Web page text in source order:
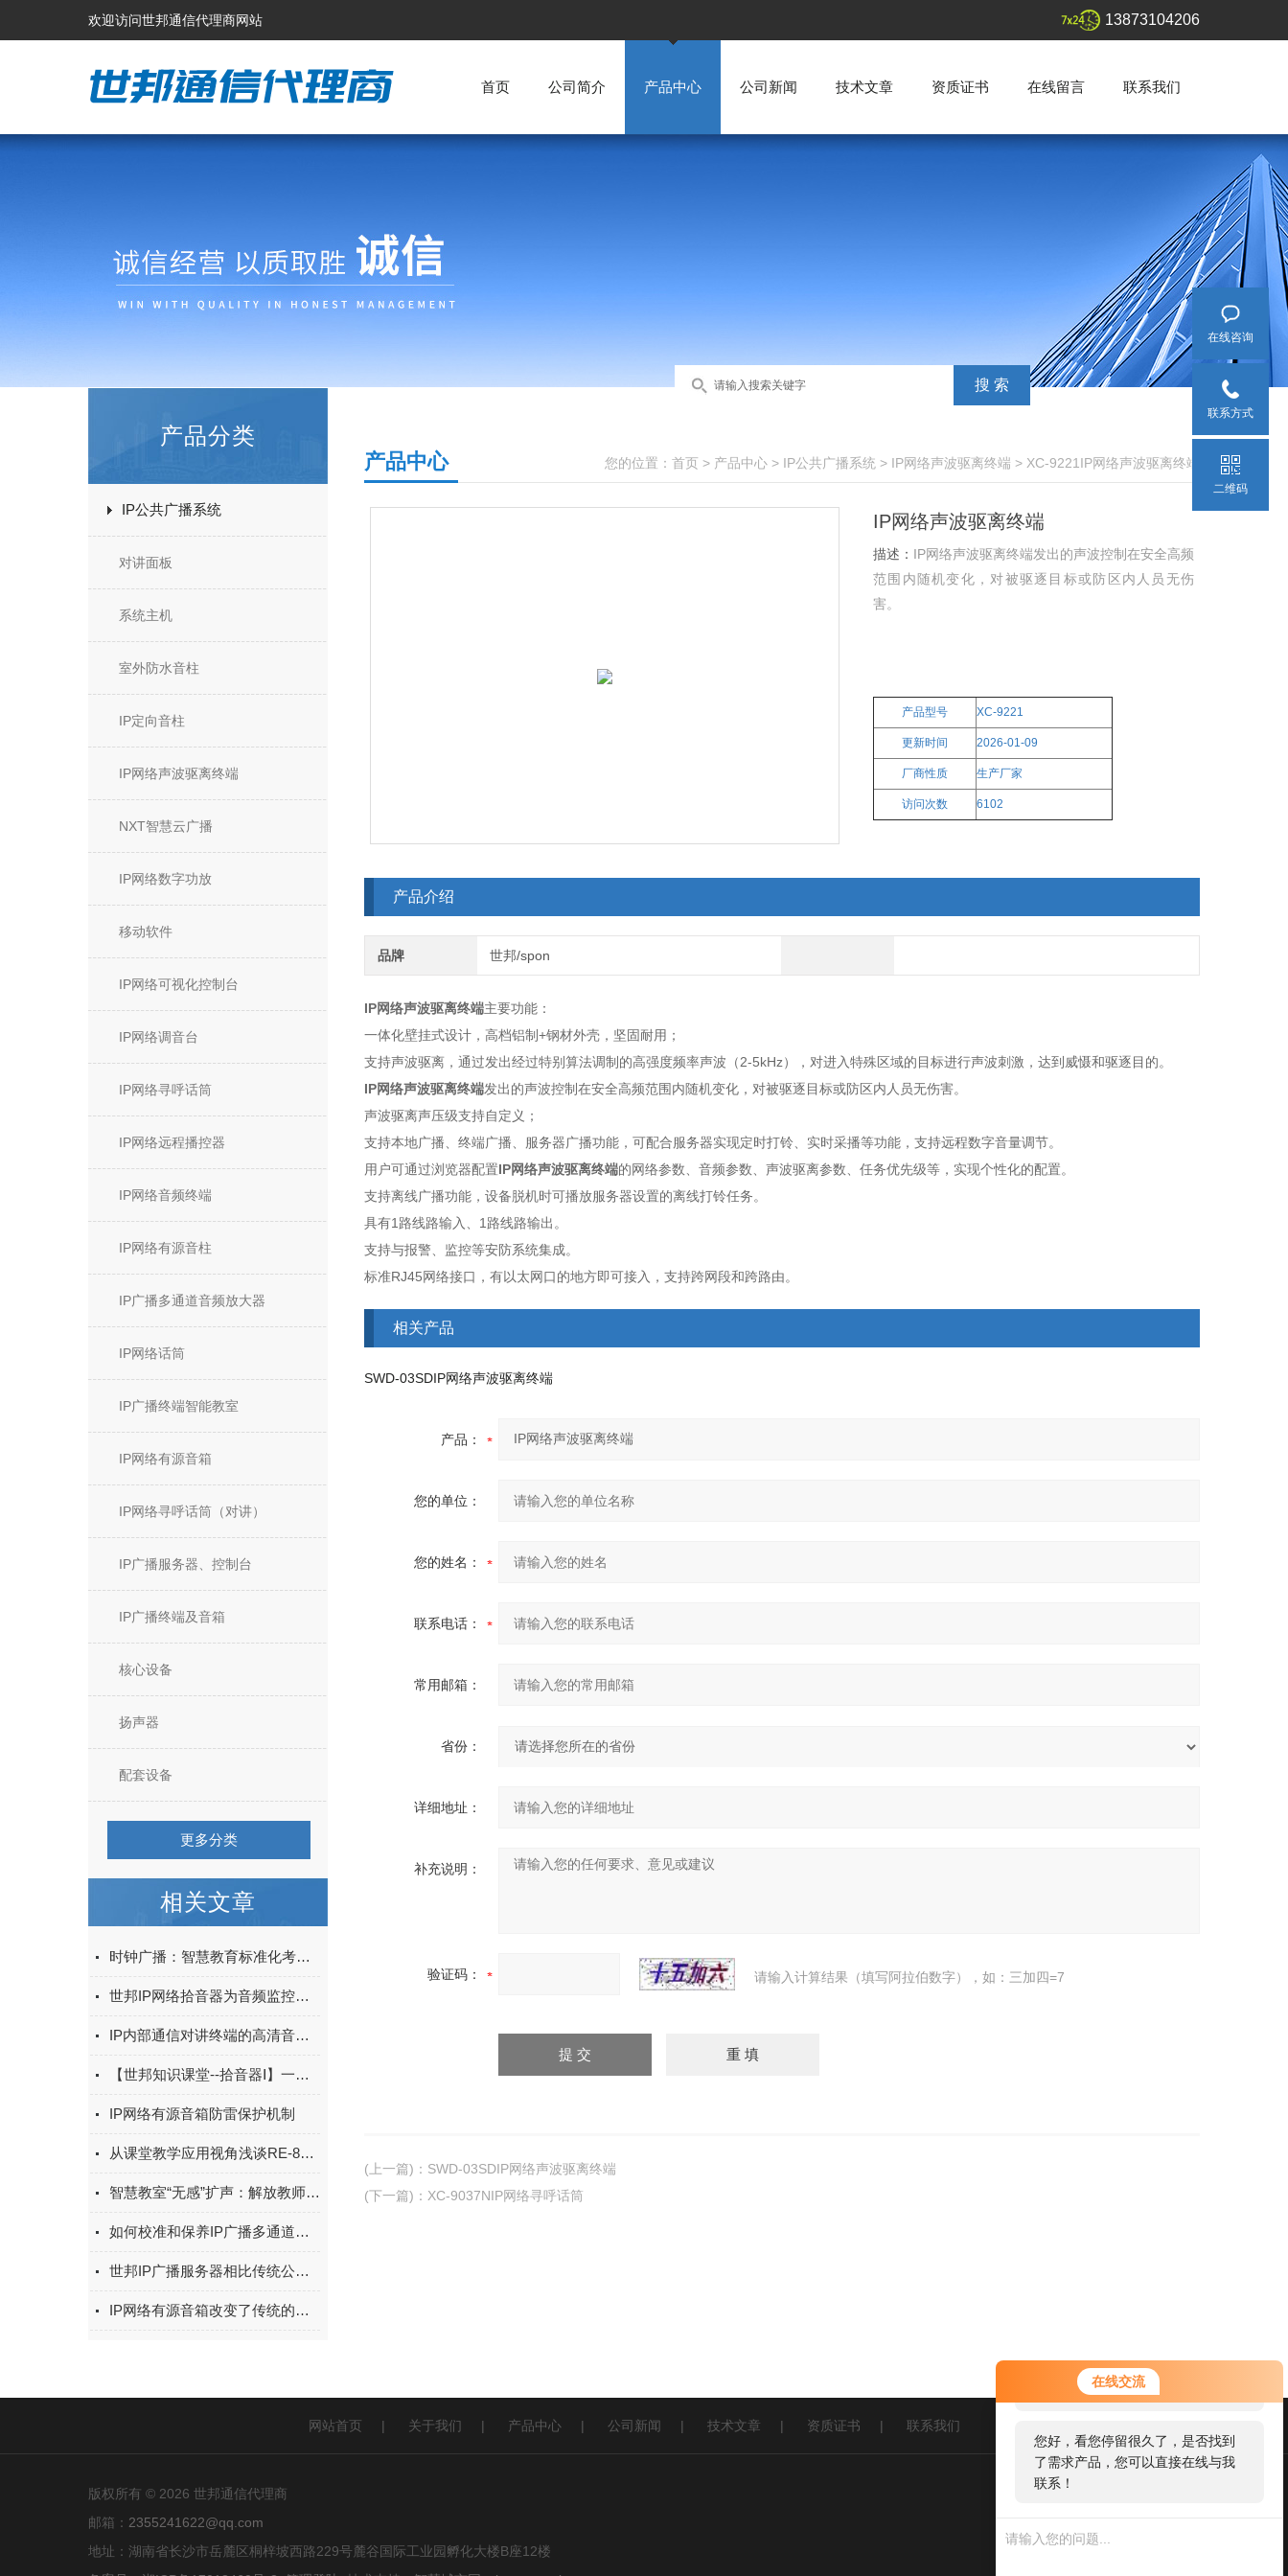
在线交流
您好！欢迎前来咨询，很高兴为您
服务，请问您要咨询什么问题呢？
您好，看您停留很久了，是否找到
了需求产品，您可以直接在线与我
联系！
欢迎访问世邦通信代理商网站 13873104206
首页 公司简介 产品中心 公司新闻 技术文章 资质证书 在线留言 联系我们
产品分类
IP公共广播系统
对讲面板
系统主机
室外防水音柱
IP定向音柱
IP网络声波驱离终端
NXT智慧云广播
IP网络数字功放
移动软件
IP网络可视化控制台
IP网络调音台
IP网络寻呼话筒
IP网络远程播控器
IP网络音频终端
IP网络有源音柱
IP广播多通道音频放大器
IP网络话筒
IP广播终端智能教室
IP网络有源音箱
IP网络寻呼话筒（对讲）
IP广播服务器、控制台
IP广播终端及音箱
核心设备
扬声器
配套设备
更多分类
相关文章
时钟广播：智慧教育标准化考场公平与效率的基石
世邦IP网络拾音器为音频监控提供了可靠的解决方案
IP内部通信对讲终端的高清音质与稳定连接性能分析
【世邦知识课堂--拾音器Ⅰ】一篇文章带你了解银行拾音器怎么用？
IP网络有源音箱防雷保护机制
从课堂教学应用视角浅谈RE-86BB电子白板
智慧教室“无感”扩声：解放教师，清晰课堂
如何校准和保养IP广播多通道音频放大器
世邦IP广播服务器相比传统公共广播有着天然的优势
IP网络有源音箱改变了传统的音频传输方式
您的位置： 首页 > 产品中心 > IP公共广播系统 > IP网络声波驱离终端 > XC-9221IP网络声波驱离终端
产品中心
IP网络声波驱离终端
描述： IP网络声波驱离终端发出的声波控制在安全高频
范围内随机变化，对被驱逐目标或防区内人员无伤
害。
产品型号 XC-9221
更新时间 2026-01-09
厂商性质 生产厂家
访问次数 6102
产品介绍
品牌 世邦/spon
IP网络声波驱离终端主要功能：
一体化壁挂式设计，高档铝制+钢材外壳，坚固耐用；
支持声波驱离，通过发出经过特别算法调制的高强度频率声波（2-5kHz），对进入特殊区域的目标进行声波刺激，达到威慑和驱逐目的。
IP网络声波驱离终端发出的声波控制在安全高频范围内随机变化，对被驱逐目标或防区内人员无伤害。
声波驱离声压级支持自定义；
支持本地广播、终端广播、服务器广播功能，可配合服务器实现定时打铃、实时采播等功能，支持远程数字音量调节。
用户可通过浏览器配置IP网络声波驱离终端的网络参数、音频参数、声波驱离参数、任务优先级等，实现个性化的配置。
支持离线广播功能，设备脱机时可播放服务器设置的离线打铃任务。
具有1路线路输入、1路线路输出。
支持与报警、监控等安防系统集成。
标准RJ45网络接口，有以太网口的地方即可接入，支持跨网段和跨路由。
相关产品
SWD-03SDIP网络声波驱离终端
产品：
您的单位：
您的姓名：
联系电话：
常用邮箱：
省份：
详细地址：
补充说明：
验证码： 请输入计算结果（填写阿拉伯数字），如：三加四=7
(上一篇) ： SWD-03SDIP网络声波驱离终端
(下一篇) ： XC-9037NIP网络寻呼话筒
网站首页 | 关于我们 | 产品中心 | 公司新闻 | 技术文章 | 资质证书 | 联系我们
版权所有 © 2026 世邦通信代理商
邮箱： 2355241622@qq.com
地址：湖南省长沙市岳麓区桐梓坡西路229号麓谷国际工业园孵化大楼B座12楼
在线咨询
联系方式
二维码